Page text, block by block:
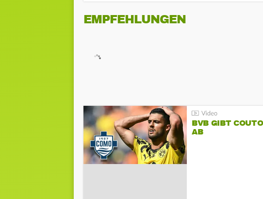
EMPFEHLUNGEN
BVB GIBT
AB